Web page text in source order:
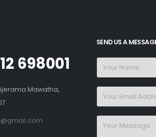
698001
Mawatha,
SEND US A